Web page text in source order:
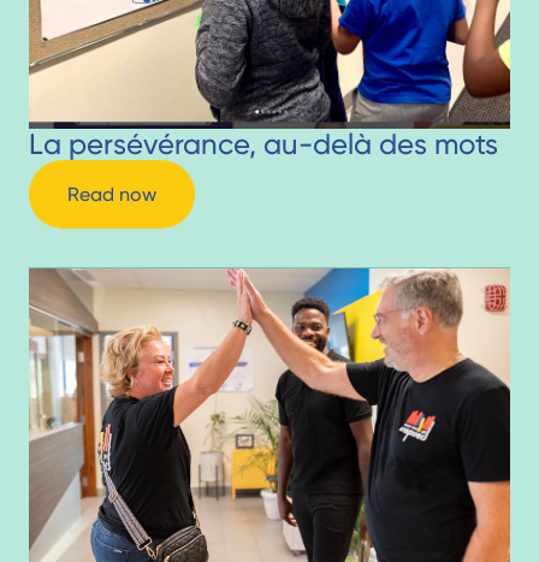
La persévérance, au-delà des mots
Read now